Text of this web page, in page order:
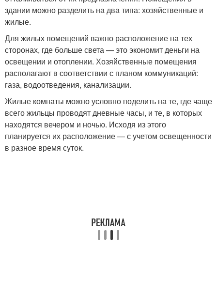
здании можно разделить на два типа: хозяйственные и
жилые.
Для жилых помещений важно расположение на тех
сторонах, где больше света — это экономит деньги на
освещении и отоплении. Хозяйственные помещения
располагают в соответствии с планом коммуникаций:
газа, водоотведения, канализации.
Жилые комнаты можно условно поделить на те, где чаще
всего жильцы проводят дневные часы, и те, в которых
находятся вечером и ночью. Исходя из этого
планируется их расположение — с учетом освещенности
в разное время суток.